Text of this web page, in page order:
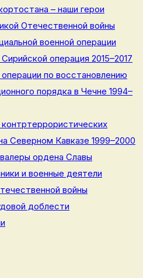
– наши герои
Отечественной войны
военной операции
операция 2015–2017
операции по восстановлению
порядка в Чечне 1994–
контртеррористических
Северном Кавказе 1999–2000
ордена Славы
и военные деятели
войны
доблести